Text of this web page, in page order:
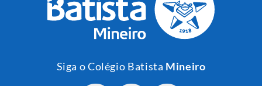
Siga o Colégio Batista Mineiro